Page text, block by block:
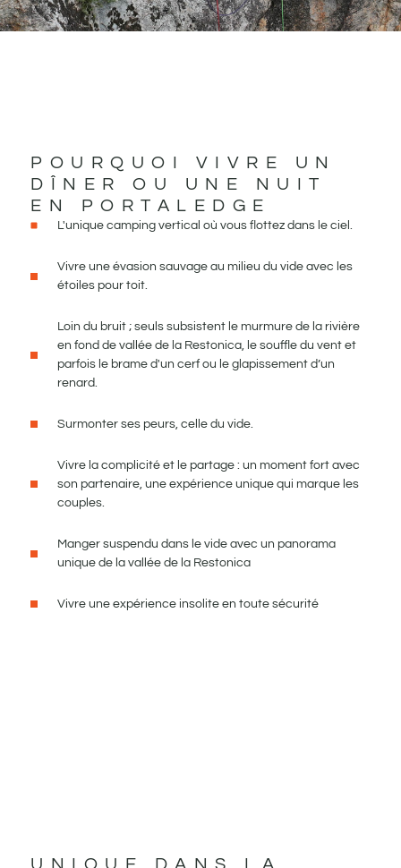
POURQUOI VIVRE UN
DÎNER OU UNE NUIT
EN PORTALEDGE
L'unique camping vertical où vous flottez dans le ciel.
Vivre une évasion sauvage au milieu du vide avec les
étoiles pour toit.
Loin du bruit ; seuls subsistent le murmure de la rivière
en fond de vallée de la Restonica, le souffle du vent et
parfois le brame d'un cerf ou le glapissement d’un
renard.
Surmonter ses peurs, celle du vide.
Vivre la complicité et le partage : un moment fort avec
son partenaire, une expérience unique qui marque les
couples.
Manger suspendu dans le vide avec un panorama
unique de la vallée de la Restonica
Vivre une expérience insolite en toute sécurité